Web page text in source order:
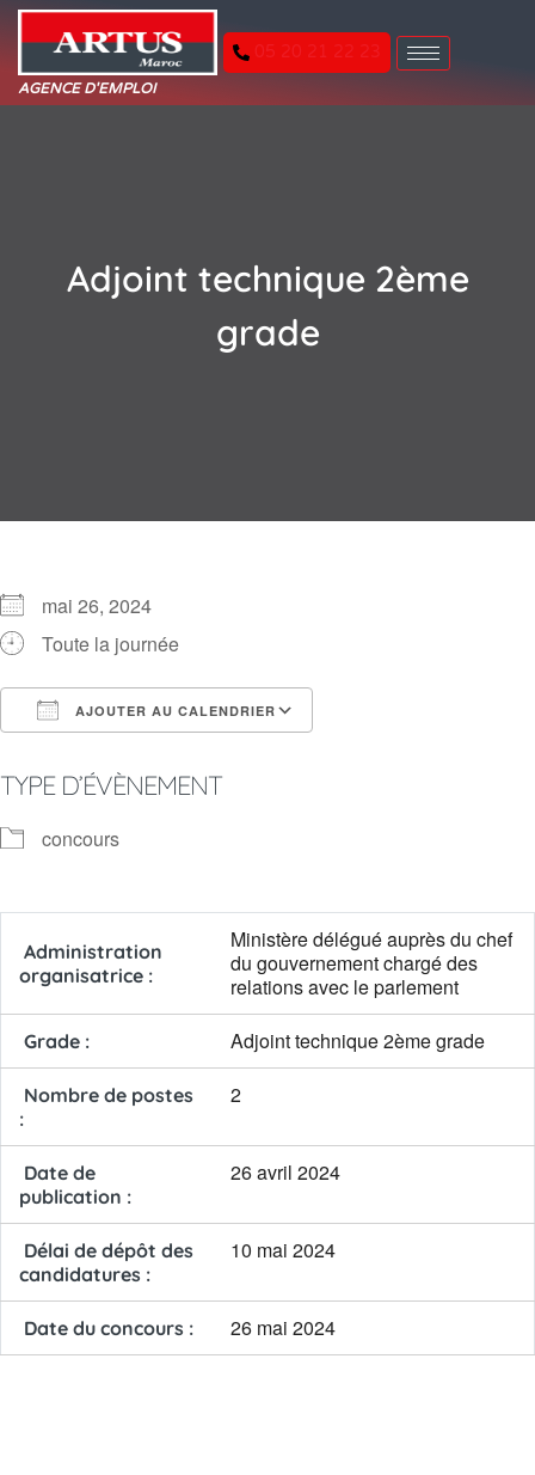
AGENCE D'EMPLOI
05 20 21 22 23
Adjoint technique 2ème
grade
mai 26, 2024
Toute la journée
AJOUTER AU CALENDRIER
TYPE D’ÉVÈNEMENT
concours
Administration
organisatrice :
Ministère délégué auprès du chef
du gouvernement chargé des
relations avec le parlement
Grade : Adjoint technique 2ème grade
Nombre de postes
:
2
Date de
publication :
26 avril 2024
Délai de dépôt des
candidatures :
10 mai 2024
Date du concours : 26 mai 2024